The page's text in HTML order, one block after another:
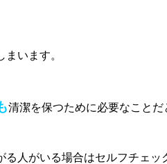
います。
清潔を保つために必要なことだ
人がいる場合はセルフチェ